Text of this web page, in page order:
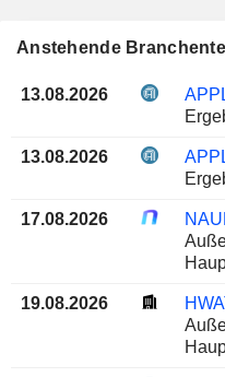
Anstehende
13.08.2026
13.08.2026
17.08.2026
19.08.2026